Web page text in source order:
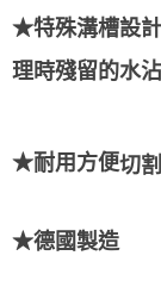
★特殊溝槽設
理時殘留的水
★耐用方便切
★德國製造